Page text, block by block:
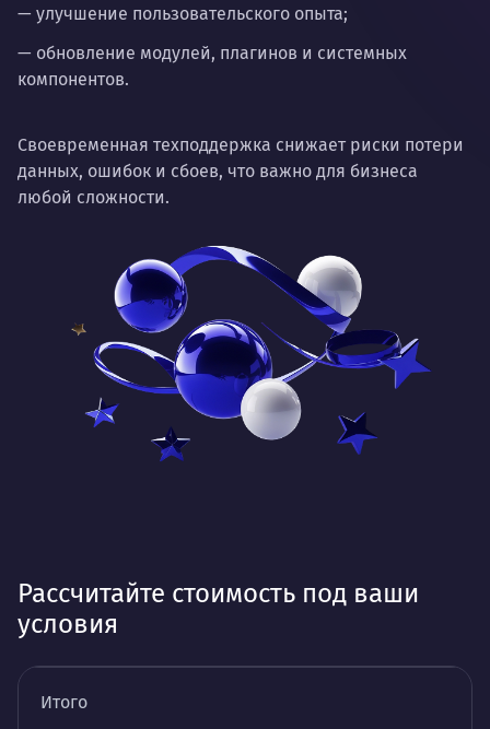
— улучшение пользовательского опыта;
— обновление модулей, плагинов и системных
компонентов.
Своевременная техподдержка снижает риски потери
данных, ошибок и сбоев, что важно для бизнеса
любой сложности.
Рассчитайте стоимость под ваши
условия
Итого